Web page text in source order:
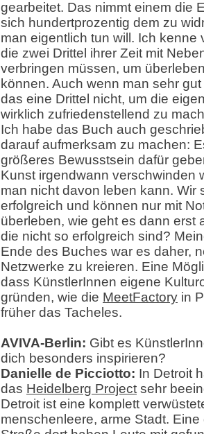
gearbeitet. Das nimmt einem die
sich hundertprozentig dem zu
man eigentlich tun will. Ich kenne
die zwei Drittel ihrer Zeit mit
verbringen müssen, um
können. Auch wenn man sehr gut
das eine Drittel nicht, um die
wirklich zufriedenstellend zu
Ich habe das Buch auch
darauf aufmerksam zu machen:
größeres Bewusstsein dafür
Kunst irgendwann verschwinden
man nicht davon leben kann. Wir
erfolgreich und können nur mit
überleben, wie geht es dann erst
die nicht so erfolgreich sind?
Ende des Buches war es daher,
Netzwerke zu kreieren. Eine
dass KünstlerInnen eigene
gründen, wie die MeetFactory in
früher das Tacheles.
AVIVA-Berlin: Gibt es
dich besonders inspirieren?
Danielle de Picciotto: In Detroit
das Heidelberg Project sehr
Detroit ist eine komplett
menschenleere, arme Stadt. Eine